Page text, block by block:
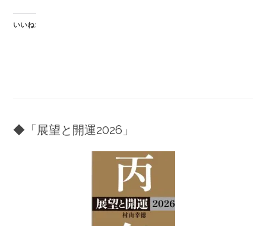
いいね:
◆「展望と開運2026」